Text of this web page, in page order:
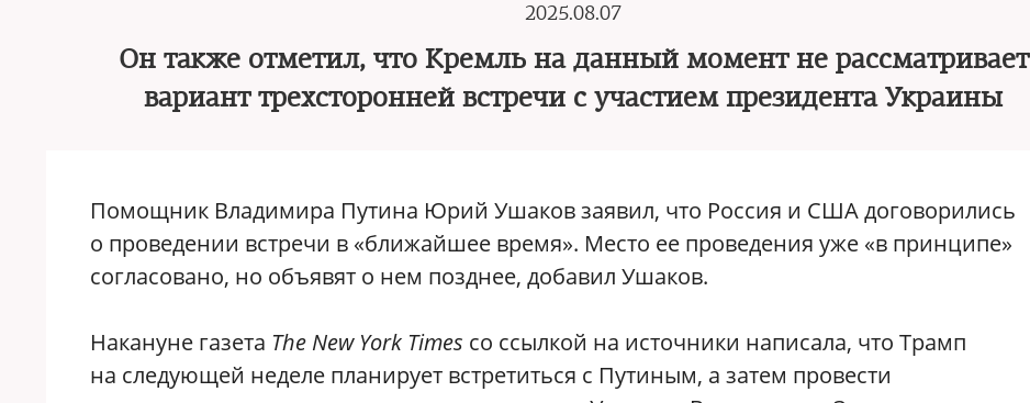
2025.08.07
Он также отметил, что Кремль на данный момент не рассматривает
вариант трехсторонней встречи с участием президента Украины
Помощник Владимира Путина Юрий Ушаков заявил, что Россия и США договорились
о проведении встречи в «ближайшее время». Место ее проведения уже «в принципе»
согласовано, но объявят о нем позднее, добавил Ушаков.
Накануне газета The New York Times со ссылкой на источники написала, что Трамп
на следующей неделе планирует встретиться с Путиным, а затем провести